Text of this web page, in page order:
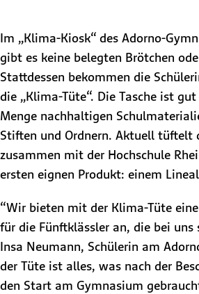
Im „Klima-Kiosk“ des Adorno-
gibt es keine belegten Brötchen
Stattdessen bekommen die
die „Klima-Tüte“. Die Tasche ist
Menge nachhaltigen
Stiften und Ordnern. Aktuell tüftelt
zusammen mit der Hochschule
ersten eignen Produkt: einem
“Wir bieten mit der Klima-Tüte
für die Fünftklässler an, die bei uns
Insa Neumann, Schülerin am
der Tüte ist alles, was nach der
den Start am Gymnasium